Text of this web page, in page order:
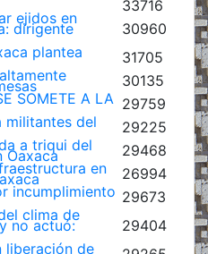
33716
ejidos en
dirigente
30960
plantea
31705
30135
SOMETE A LA 29759
militantes del
29225
a triqui del
Oaxaca
29468
en
26994
incumplimiento 29673
clima de
no actuó:
29404
liberación de